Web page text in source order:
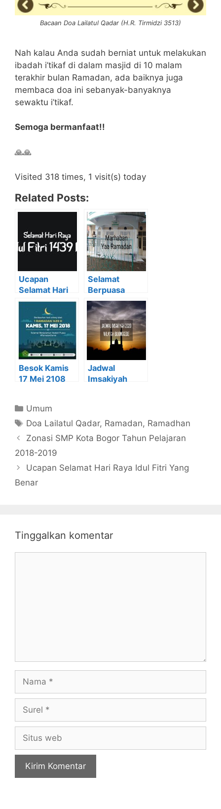
Bacaan Doa Lailatul Qadar (H.R. Tirmidzi 3513)
Nah kalau Anda sudah berniat untuk melakukan
ibadah i’tikaf di dalam masjid di 10 malam
terakhir bulan Ramadan, ada baiknya juga
membaca doa ini sebanyak-banyaknya
sewaktu i’tikaf.
Semoga bermanfaat!!
🙏🙏
Visited 318 times, 1 visit(s) today
Related Posts:
Ucapan
Selamat Hari
Raya Idul Fitri
Yang Benar
Selamat
Berpuasa
Ramadan 1441
Hijriah
Besok Kamis
17 Mei 2108
1439 H
Jadwal
Imsakiyah
Kategori
Umum
Tag
Doa Lailatul Qadar, Ramadan, Ramadhan
Zonasi SMP Kota Bogor Tahun Pelajaran
2018-2019
Ucapan Selamat Hari Raya Idul Fitri Yang
Benar
Tinggalkan komentar
Nama
Surel
Situs
web